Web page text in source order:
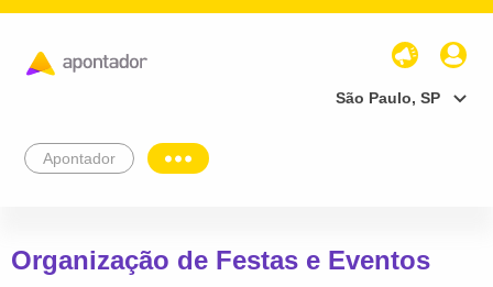
São Paulo, SP
Apontador
Organização de Festas e Eventos